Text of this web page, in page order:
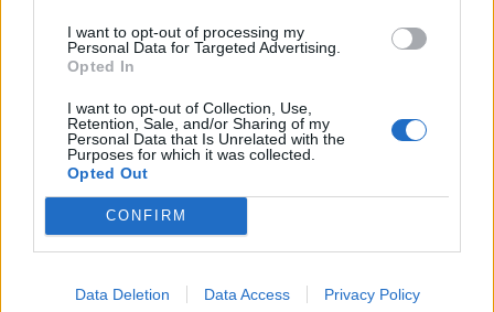
I want to opt-out of processing my
Personal Data for Targeted Advertising.
Opted In
I want to opt-out of Collection, Use,
Retention, Sale, and/or Sharing of my
Personal Data that Is Unrelated with the
Purposes for which it was collected.
Opted Out
CONFIRM
Data Deletion Data Access Privacy Policy